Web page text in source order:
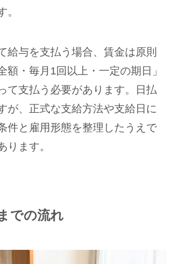
。
給与を支払う場合、賃金は原則
額・毎月1回以上・一定の期日」
て支払う必要があります。日払
が、正式な支給方法や支給日に
件と雇用形態を整理したうえで
ります。
での流れ